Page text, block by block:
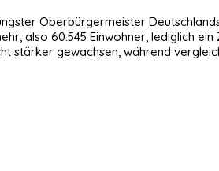
Oberbürgermeister
also 60.545 Einwohner, lediglich
stärker gewachsen, während